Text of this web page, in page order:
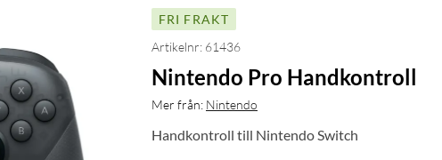
FRI FRAKT
Artikelnr: 61436
Nintendo Pro Handkontroll
Mer från: Nintendo
Handkontroll till Nintendo Switch